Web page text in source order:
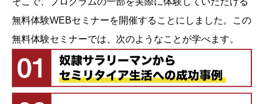
無料体験WEBセミナーを開催することにしました。この
無料体験セミナーでは、次のようなことが学べます。